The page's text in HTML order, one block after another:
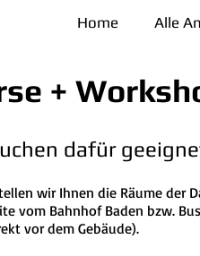
Home Alle
+
dafür
wir Ihnen die Räume der
vom Bahnhof Baden bzw.
vor dem Gebäude).